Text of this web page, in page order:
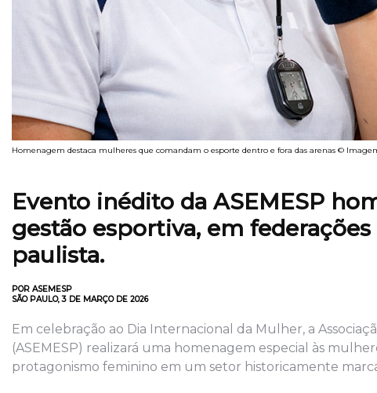
Homenagem destaca mulheres que comandam o esporte dentro e fora das arenas ©
Evento inédito da ASEMESP
gestão esportiva, em
paulista.
POR ASEMESP
SÃO PAULO, 3 DE MARÇO DE 2026
Em celebração ao Dia Internacional da Mulher, a
(ASEMESP) realizará uma homenagem especial às
protagonismo feminino em um setor historicamente